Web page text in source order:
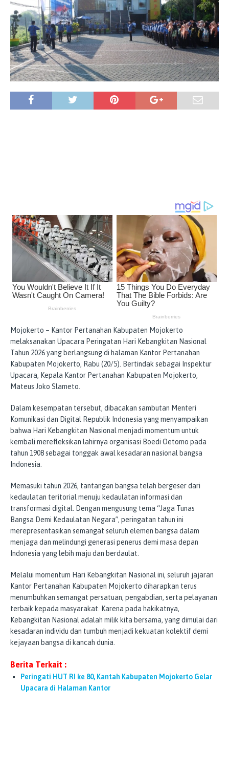
Mojokerto – Kantor Pertanahan Kabupaten Mojokerto
melaksanakan Upacara Peringatan Hari Kebangkitan Nasional
Tahun 2026 yang berlangsung di halaman Kantor Pertanahan
Kabupaten Mojokerto, Rabu (20/5). Bertindak sebagai Inspektur
Upacara, Kepala Kantor Pertanahan Kabupaten Mojokerto,
Mateus Joko Slameto.
Dalam kesempatan tersebut, dibacakan sambutan Menteri
Komunikasi dan Digital Republik Indonesia yang menyampaikan
bahwa Hari Kebangkitan Nasional menjadi momentum untuk
kembali merefleksikan lahirnya organisasi Boedi Oetomo pada
tahun 1908 sebagai tonggak awal kesadaran nasional bangsa
Indonesia.
Memasuki tahun 2026, tantangan bangsa telah bergeser dari
kedaulatan teritorial menuju kedaulatan informasi dan
transformasi digital. Dengan mengusung tema “Jaga Tunas
Bangsa Demi Kedaulatan Negara”, peringatan tahun ini
merepresentasikan semangat seluruh elemen bangsa dalam
menjaga dan melindungi generasi penerus demi masa depan
Indonesia yang lebih maju dan berdaulat.
Melalui momentum Hari Kebangkitan Nasional ini, seluruh jajaran
Kantor Pertanahan Kabupaten Mojokerto diharapkan terus
menumbuhkan semangat persatuan, pengabdian, serta pelayanan
terbaik kepada masyarakat. Karena pada hakikatnya,
Kebangkitan Nasional adalah milik kita bersama, yang dimulai dari
kesadaran individu dan tumbuh menjadi kekuatan kolektif demi
kejayaan bangsa di kancah dunia.
Berita Terkait :
Peringati HUT RI ke 80, Kantah Kabupaten Mojokerto Gelar
Upacara di Halaman Kantor